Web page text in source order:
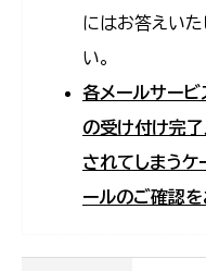
にはお答えいた
い。
各メールサービ
の受け付け完
されてしまうケ
ールのご確認を